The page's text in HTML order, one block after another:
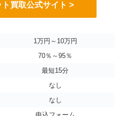
買取公式サイト >
1万円～10万円
70％～95％
最短15分
なし
なし